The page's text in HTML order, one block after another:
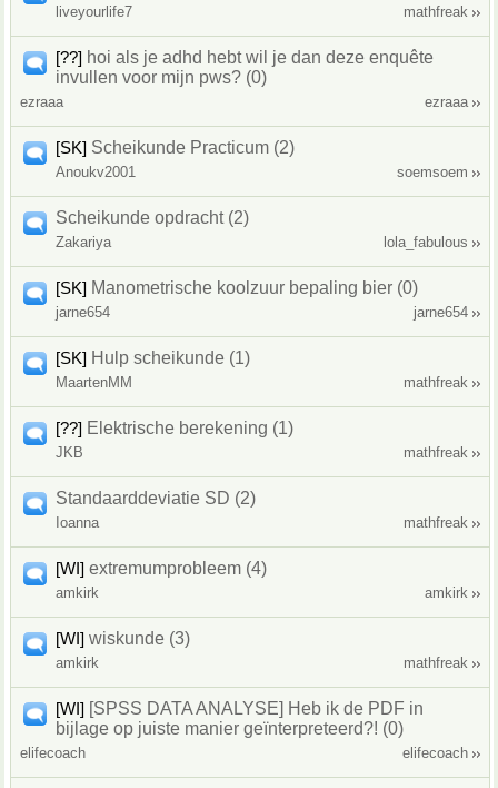
liveyourlife7 mathfreak
[??] hoi als je adhd hebt wil je dan deze enquête
invullen voor mijn pws? (0)
ezraaa ezraaa
[SK] Scheikunde Practicum (2)
Anoukv2001 soemsoem
Scheikunde opdracht (2)
Zakariya lola_fabulous
[SK] Manometrische koolzuur bepaling bier (0)
jarne654 jarne654
[SK] Hulp scheikunde (1)
MaartenMM mathfreak
[??] Elektrische berekening (1)
JKB mathfreak
Standaarddeviatie SD (2)
Ioanna mathfreak
[WI] extremumprobleem (4)
amkirk amkirk
[WI] wiskunde (3)
amkirk mathfreak
[WI] [SPSS DATA ANALYSE] Heb ik de PDF in
bijlage op juiste manier geïnterpreteerd?! (0)
elifecoach elifecoach